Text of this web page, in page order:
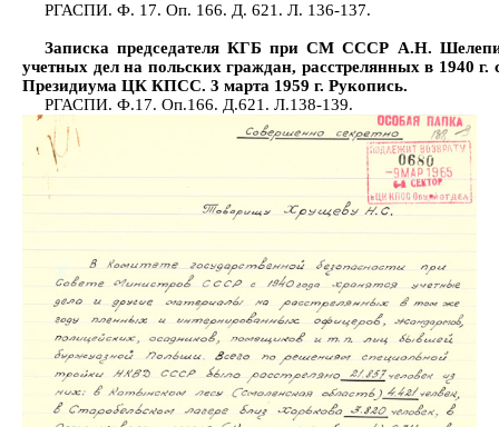
РГАСПИ. Ф. 17. Оп. 166. Д. 621. Л. 136-137.
Записка председателя КГБ при СМ СССР А.Н.
учетных дел на польских граждан, расстрелянных в 1940
Президиума ЦК КПСС. 3 марта 1959 г. Рукопись.
РГАСПИ. Ф.17. Оп.166. Д.621. Л.138-139.